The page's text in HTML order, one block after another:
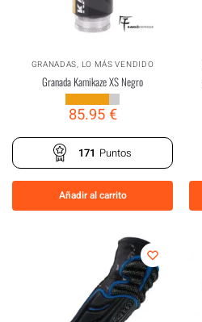
GRANADAS, LO MÁS VENDIDO
Granada Kamikaze XS Negro
85.95€
171 Puntos
Añadir al carrito